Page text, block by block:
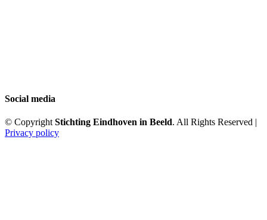
Social media
© Copyright Stichting Eindhoven in Beeld. All Rights Reserved |
Privacy policy